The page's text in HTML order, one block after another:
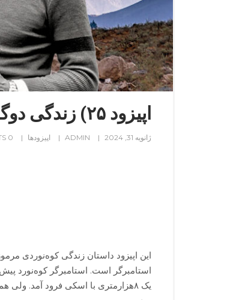
اپیزود ۲۵) زندگی دوگانه‌ی فریتز استامبرگر
ژانویه 31, 2024 ADMIN اپیزودها 0 COMMENTS
این اپیزود داستان زندگی کوه‌نوردی
استامبرگر است. استامبرگر کوه‌نورد
یک ۸هزارمتری با اسکی فرود آمد.